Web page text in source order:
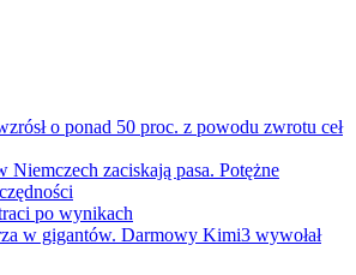
o ponad 50 proc. z powodu zwrotu ceł
Niemczech zaciskają pasa. Potężne
po wynikach
w gigantów. Darmowy Kimi3 wywołał